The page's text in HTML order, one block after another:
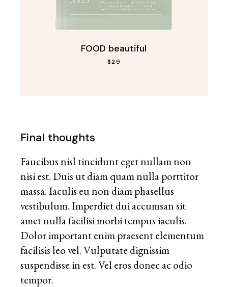
FOOD beautiful
$29
Final thoughts
Faucibus nisl tincidunt eget nullam non
nisi est. Duis ut diam quam nulla porttitor
massa. Iaculis eu non diam phasellus
vestibulum. Imperdiet dui accumsan sit
amet nulla facilisi morbi tempus iaculis.
Dolor important enim praesent elementum
facilisis leo vel. Vulputate dignissim
suspendisse in est. Vel eros donec ac odio
tempor.